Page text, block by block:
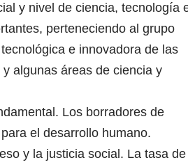
y nivel de ciencia, tecnología
perteneciendo al grupo
e innovadora de las
algunas áreas de ciencia y
Los borradores de
el desarrollo humano.
y la justicia social. La tasa de